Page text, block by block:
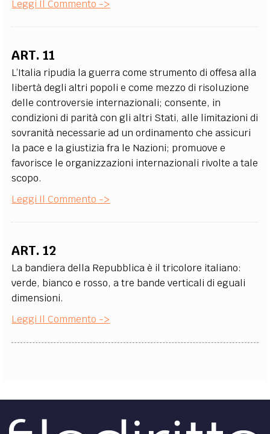
Leggi Il Commento ->
ART. 11
L’Italia ripudia la guerra come strumento di offesa alla
libertà degli altri popoli e come mezzo di risoluzione
delle controversie internazionali; consente, in
condizioni di parità con gli altri Stati, alle limitazioni di
sovranità necessarie ad un ordinamento che assicuri
la pace e la giustizia fra le Nazioni; promuove e
favorisce le organizzazioni internazionali rivolte a tale
scopo.
Leggi Il Commento ->
ART. 12
La bandiera della Repubblica è il tricolore italiano:
verde, bianco e rosso, a tre bande verticali di eguali
dimensioni.
Leggi Il Commento ->